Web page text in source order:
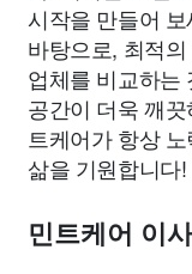
시작을 만들어
바탕으로, 최적
업체를 비교하는
공간이 더욱 깨
트케어가 항상
삶을 기원합니다!
민트케어 이